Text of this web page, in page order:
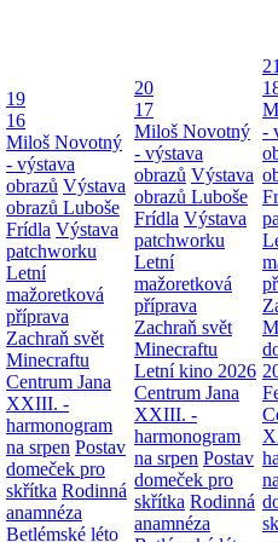
19
16
Miloš Novotný
- výstava
obrazů Výstava
obrazů Luboše
Frídla Výstava
patchworku
Letní
mažoretková
příprava
Zachraň svět
Minecraftu
Centrum Jana
XXIII. -
harmonogram
na srpen Postav
domeček pro
skřítka Rodinná
anamnéza
Betlémské léto
20
17
Miloš Novotný
- výstava
obrazů Výstava
obrazů Luboše
Frídla Výstava
patchworku
Letní
mažoretková
příprava
Zachraň svět
Minecraftu
Letní kino 2026
Centrum Jana
XXIII. -
harmonogram
na srpen Postav
domeček pro
skřítka Rodinná
anamnéza
-